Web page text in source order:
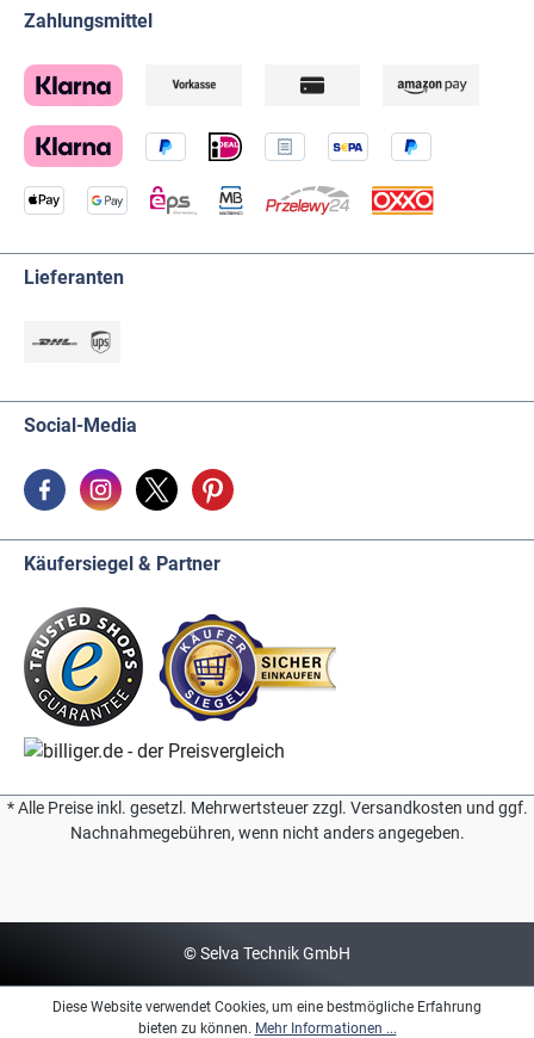
Zahlungsmittel
Lieferanten
Social-Media
Käufersiegel & Partner
* Alle Preise inkl. gesetzl. Mehrwertsteuer zzgl. Versandkosten und ggf.
Nachnahmegebühren, wenn nicht anders angegeben.
© Selva Technik GmbH
Diese Website verwendet Cookies, um eine bestmögliche Erfahrung
bieten zu können. Mehr Informationen ...